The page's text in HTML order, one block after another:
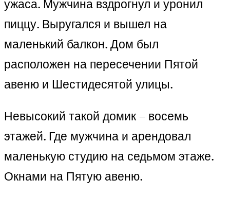
ужаса. Мужчина вздрогнул и уронил
пиццу. Выругался и вышел на
маленький балкон. Дом был
расположен на пересечении Пятой
авеню и Шестидесятой улицы.
Невысокий такой домик – восемь
этажей. Где мужчина и арендовал
маленькую студию на седьмом этаже.
Окнами на Пятую авеню.